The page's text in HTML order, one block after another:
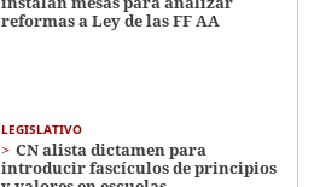
reformas a Ley de las FF AA
LEGISLATIVO
CN alista dictamen para
introducir fascículos de principios